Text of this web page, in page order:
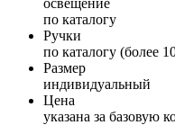
по каталогу
Ручки
по каталогу (более
Размер
индивидуальный
Цена
указана за базовую